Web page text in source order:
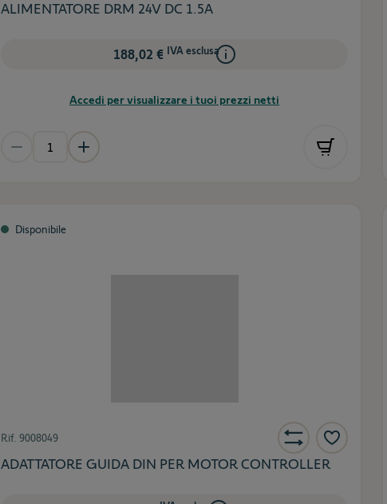
ALIMENTATORE DRM 24V DC 1.5A
188,02 € IVA esclusa
Accedi per visualizzare i tuoi prezzi netti
Disponibile
Rif. 9008049
ADATTATORE GUIDA DIN PER MOTOR CONTROLLER